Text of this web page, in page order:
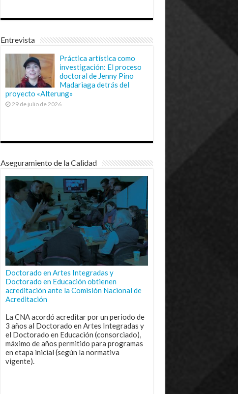
Entrevista
Práctica artística como
investigación: El proceso
doctoral de Jenny Pino
Madariaga detrás del
proyecto «Alterung»
29 de julio de 2026
Aseguramiento de la Calidad
Doctorado en Artes Integradas y
Doctorado en Educación obtienen
acreditación ante la Comisión Nacional de
Acreditación
La CNA acordó acreditar por un periodo de
3 años al Doctorado en Artes Integradas y
el Doctorado en Educación (consorciado),
máximo de años permitido para programas
en etapa inicial (según la normativa
vigente).